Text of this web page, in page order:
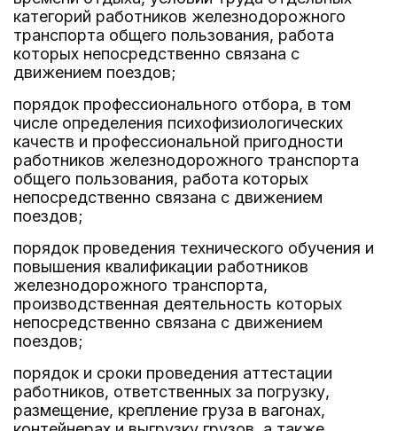
категорий работников железнодорожного
транспорта общего пользования, работа
которых непосредственно связана с
движением поездов;
порядок профессионального отбора, в том
числе определения психофизиологических
качеств и профессиональной пригодности
работников железнодорожного транспорта
общего пользования, работа которых
непосредственно связана с движением
поездов;
порядок проведения технического обучения и
повышения квалификации работников
железнодорожного транспорта,
производственная деятельность которых
непосредственно связана с движением
поездов;
порядок и сроки проведения аттестации
работников, ответственных за погрузку,
размещение, крепление груза в вагонах,